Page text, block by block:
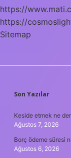
https://
https://
Sitemap
Son Yazılar
Keside etmek ne
Ağustos 7, 2026
Borç ödeme süresi
Ağustos 6, 2026